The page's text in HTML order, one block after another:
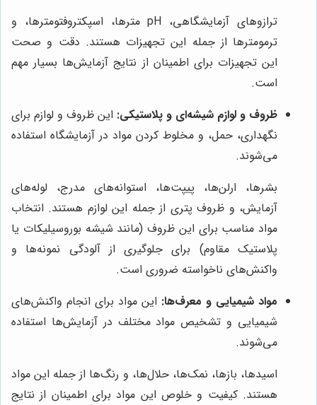
ترازوهای آزمایشگاهی، pH مترها، اسپکتروفتومترها، و
ترمومترها از جمله این تجهیزات هستند. دقت و صحت
این تجهیزات برای اطمینان از نتایج آزمایش‌ها بسیار مهم
است.
ظروف و لوازم شیشه‌ای و پلاستیکی: این ظروف و لوازم برای
نگهداری، حمل، و مخلوط کردن مواد در آزمایشگاه استفاده
می‌شوند.
بشرها، ارلن‌ها، پیپت‌ها، استوانه‌های مدرج، لوله‌های
آزمایش، و ظروف پتری از جمله این لوازم هستند. انتخاب
مواد مناسب برای این ظروف (مانند شیشه بوروسیلیکات یا
پلاستیک مقاوم) برای جلوگیری از آلودگی نمونه‌ها و
واکنش‌های ناخواسته ضروری است.
مواد شیمیایی و معرف‌ها: این مواد برای انجام واکنش‌های
شیمیایی و تشخیص مواد مختلف در آزمایش‌ها استفاده
می‌شوند.
اسیدها، بازها، نمک‌ها، حلال‌ها، و رنگ‌ها از جمله این مواد
هستند. کیفیت و خلوص این مواد برای اطمینان از نتایج